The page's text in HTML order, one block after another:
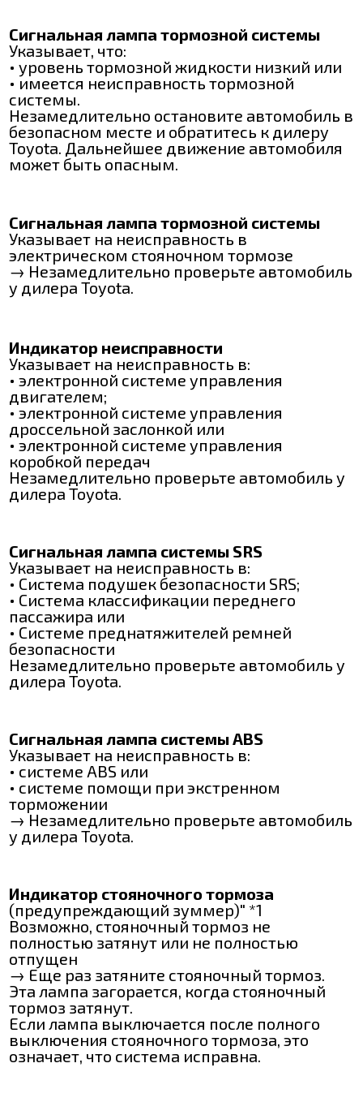
Сигнальная лампа тормозной системы
Указывает, что:
• уровень тормозной жидкости низкий или
• имеется неисправность тормозной
системы.
Незамедлительно остановите автомобиль в
безопасном месте и обратитесь к дилеру
Toyota. Дальнейшее движение автомобиля
может быть опасным.
Сигнальная лампа тормозной системы
Указывает на неисправность в
электрическом стояночном тормозе
→ Незамедлительно проверьте автомобиль
у дилера Toyota.
Индикатор неисправности
Указывает на неисправность в:
• электронной системе управления
двигателем;
• электронной системе управления
дроссельной заслонкой или
• электронной системе управления
коробкой передач
Незамедлительно проверьте автомобиль у
дилера Toyota.
Сигнальная лампа системы SRS
Указывает на неисправность в:
• Система подушек безопасности SRS;
• Система классификации переднего
пассажира или
• Системе преднатяжителей ремней
безопасности
Незамедлительно проверьте автомобиль у
дилера Toyota.
Сигнальная лампа системы АВЅ
Указывает на неисправность в:
• системе АВЅ или
• системе помощи при экстренном
торможении
→ Незамедлительно проверьте автомобиль
у дилера Toyota.
Индикатор стояночного тормоза
(предупреждающий зуммер)" *1
Возможно, стояночный тормоз не
полностью затянут или не полностью
отпущен
→ Еще раз затяните стояночный тормоз.
Эта лампа загорается, когда стояночный
тормоз затянут.
Если лампа выключается после полного
выключения стояночного тормоза, это
означает, что система исправна.